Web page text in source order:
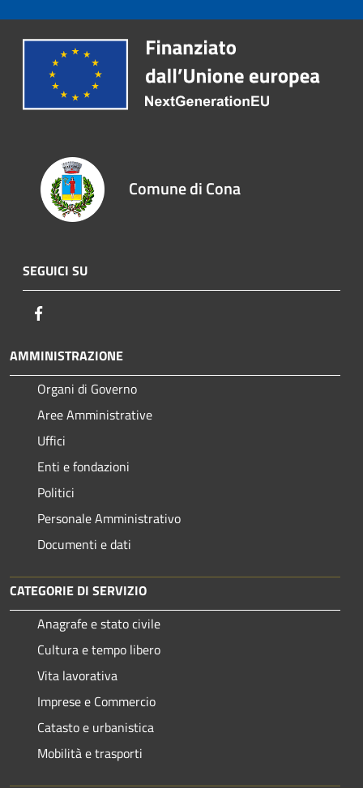
Comune di Cona
SEGUICI SU
AMMINISTRAZIONE
Organi di Governo
Aree Amministrative
Uffici
Enti e fondazioni
Politici
Personale Amministrativo
Documenti e dati
CATEGORIE DI SERVIZIO
Anagrafe e stato civile
Cultura e tempo libero
Vita lavorativa
Imprese e Commercio
Catasto e urbanistica
Mobilità e trasporti